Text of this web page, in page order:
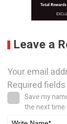
Leave a
Your email
Required
Save my
the next time